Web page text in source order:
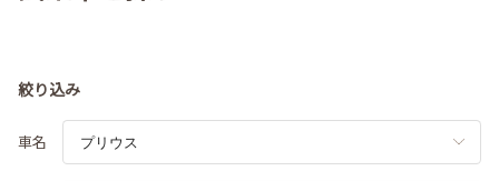
絞り込み
車名